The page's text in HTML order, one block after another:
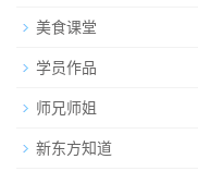
美食课堂
学员作品
师兄师姐
新东方知道